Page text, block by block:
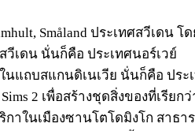
Småland ประเทศสวีเดน โ
วีเดน นั่นก็คือ ประเทศนอร์เวย์
นแถบสแกนดิเนเวีย นั่นก็คือ ประ
2 เพื่อสร้างชุดสิ่งของที่เรีย
กาในเมืองซานโตโดมิงโก สาธ